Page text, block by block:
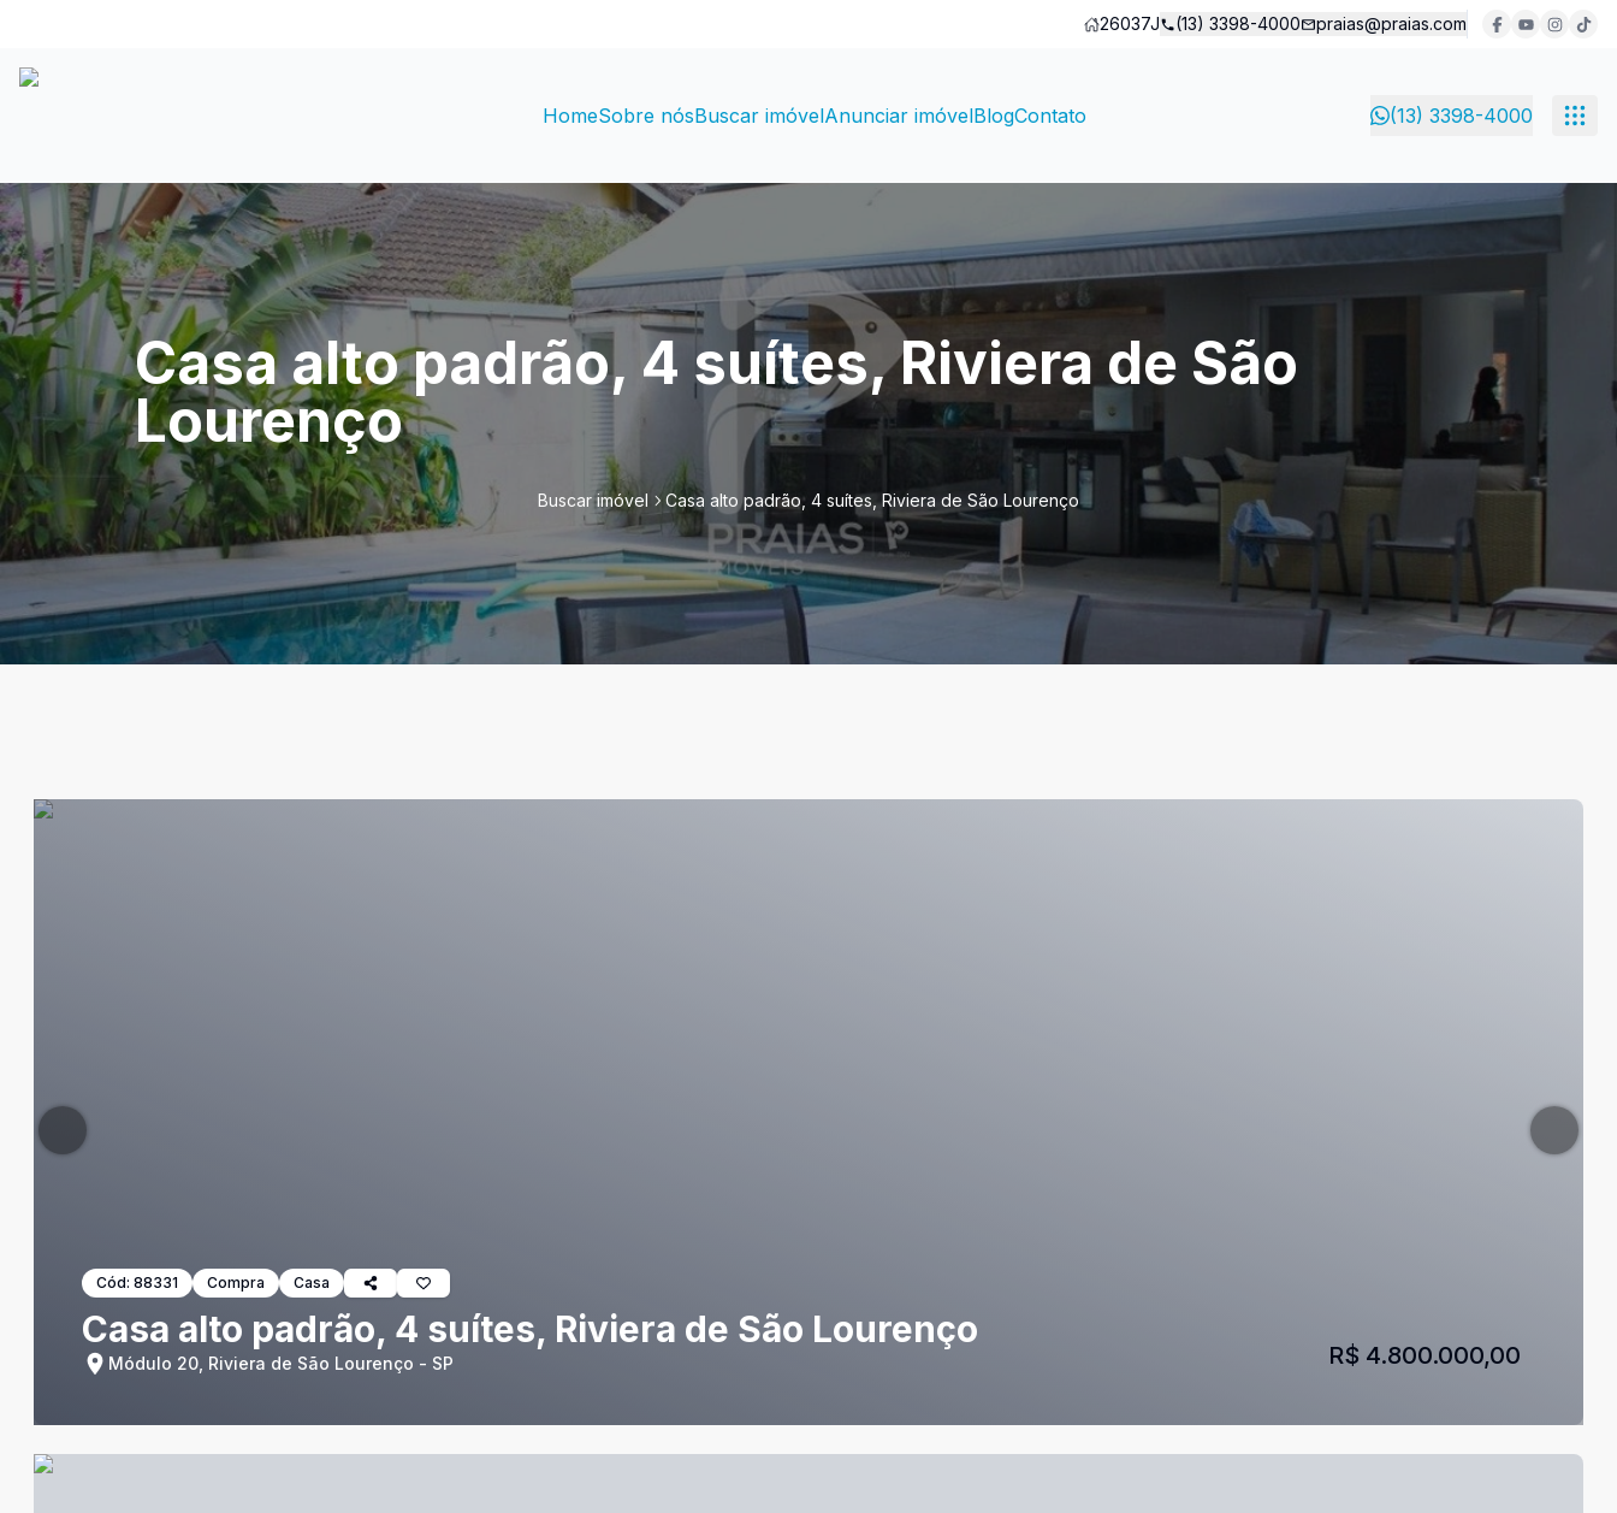
26037J (13) 3398-4000 praias@praias.com
HomeSobre nósBuscar imóvelAnunciar imóvelBlogContato (13) 3398-4000
Casa alto padrão, 4 suítes, Riviera de São
Lourenço
Buscar imóvel Casa alto padrão, 4 suítes, Riviera de São Lourenço
Cód: 88331 Compra Casa
Casa alto padrão, 4 suítes, Riviera de São Lourenço
Módulo 20, Riviera de São Lourenço - SP R$ 4.800.000,00